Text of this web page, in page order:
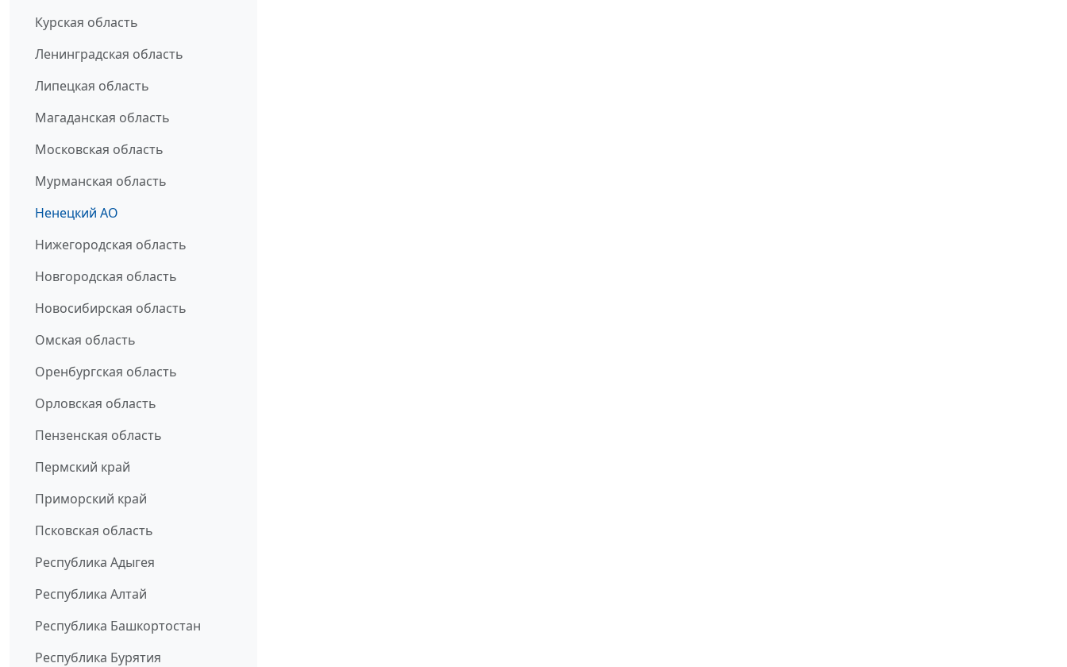
Курская область
Ленинградская область
Липецкая область
Магаданская область
Московская область
Мурманская область
Ненецкий АО
Нижегородская область
Новгородская область
Новосибирская область
Омская область
Оренбургская область
Орловская область
Пензенская область
Пермский край
Приморский край
Псковская область
Республика Адыгея
Республика Алтай
Республика Башкортостан
Республика Бурятия